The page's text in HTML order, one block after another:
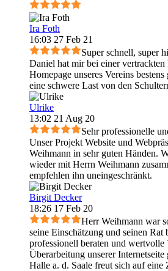
Ira Foth
16:03 27 Feb 21
Super schnell, super
Daniel hat mir bei einer vertrackten
Homepage unseres Vereins
eine schwere Last von den
Ulrike
13:02 21 Aug 20
Sehr professionelle
Unser Projekt Website und
Weihmann in sehr guten Händen.
wieder mit Herrn Weihmann
empfehlen ihn uneingeschränkt.
Birgit Decker
18:26 17 Feb 20
Herr Weihmann war
seine Einschätzung und seinen Rat
professionell beraten und wertvolle
Überarbeitung unserer Internetseite
Halle a. d. Saale freut sich auf eine